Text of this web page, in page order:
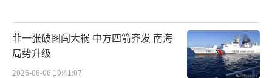
菲一张破图闯大祸 中方四箭齐发 南海
局势升级
2026-08-06 10:41:07